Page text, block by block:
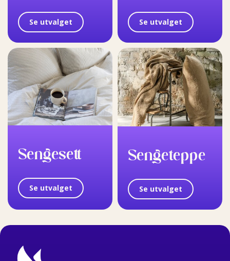
Se utvalget Se utvalget
Sengesett
Se utvalget
Sengeteppe
Se utvalget